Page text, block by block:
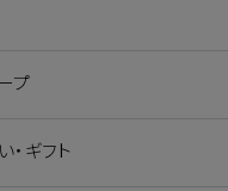
プ
・ギフト